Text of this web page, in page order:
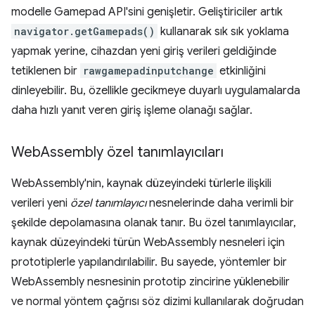
modelle Gamepad API'sini genişletir. Geliştiriciler artık
navigator.getGamepads() kullanarak sık sık yoklama
yapmak yerine, cihazdan yeni giriş verileri geldiğinde
tetiklenen bir rawgamepadinputchange etkinliğini
dinleyebilir. Bu, özellikle gecikmeye duyarlı uygulamalarda
daha hızlı yanıt veren giriş işleme olanağı sağlar.
WebAssembly özel tanımlayıcıları
WebAssembly'nin, kaynak düzeyindeki türlerle ilişkili
verileri yeni özel tanımlayıcınesnelerinde daha verimli bir
şekilde depolamasına olanak tanır. Bu özel tanımlayıcılar,
kaynak düzeyindeki türün WebAssembly nesneleri için
prototiplerle yapılandırılabilir. Bu sayede, yöntemler bir
WebAssembly nesnesinin prototip zincirine yüklenebilir
ve normal yöntem çağrısı söz dizimi kullanılarak doğrudan